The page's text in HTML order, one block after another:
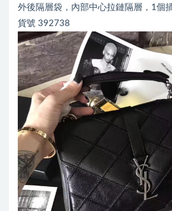
外後隔層袋，內部中心拉鏈隔層，1個
貨號 392738